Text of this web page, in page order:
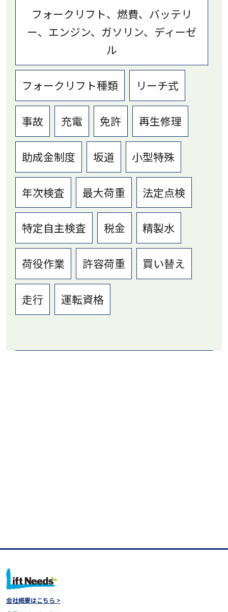
フォークリフト、燃費、バッテリ
ー、エンジン、ガソリン、ディーゼ
ル
フォークリフト種類 リーチ式
事故 充電 免許 再生修理
助成金制度 坂道 小型特殊
年次検査 最大荷重 法定点検
特定自主検査 税金 精製水
荷役作業 許容荷重 買い替え
走行 運転資格
会社概要はこちら >